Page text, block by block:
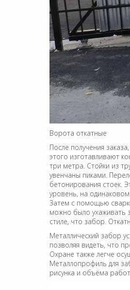
Ворота откатные
После получения
этого изготавливают
три метра. Стойки из
увенчаны пиками.
бетонирования стоек.
уровень, на
Затем с помощью
можно было ухаживать
стиле, что забор.
Металлический забор
позволяя видеть, что
Охране также легче
Металлопрофиль для
рисунка и объёма